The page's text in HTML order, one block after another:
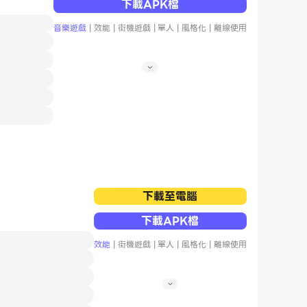
下載APK檔
音樂遊戲 | 效能 | 街機遊戲 | 單人 | 風格化 | 離線使用
下載至電腦
下載APK檔
效能 | 街機遊戲 | 單人 | 風格化 | 離線使用